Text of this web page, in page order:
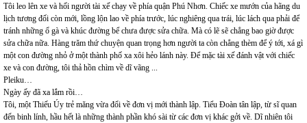
Tôi leo lên xe và hối người tài xế chạy về phía quận Phú Nhơn. Chiếc xe mướn của hãng du
lịch tương đối còn mới, lồng lộn lao về phía trước, lúc nghiêng qua trái, lúc lách qua phải để
tránh những ổ gà và khúc đường bể chưa được sửa chữa. Mà có lẽ sẽ chẳng bao giờ được
sửa chữa nữa. Hàng trăm thứ chuyện quan trọng hơn người ta còn chẳng thèm để ý tới, xá gì
một con đường nhỏ ở một thành phố xa xôi hẻo lánh này. Để mặc tài xế đánh vật với chiếc
xe và con đường, tôi thả hồn chìm về dĩ vãng ...
Pleiku…
Ngày ấy đã xa lắm rồi…
Tôi, một Thiếu Úy trẻ măng vừa đổi về đơn vị mới thành lập. Tiểu Đoàn tân lập, từ sĩ quan
đến binh lính, hầu hết là những thành phần khó sài từ các đơn vị khác gởi về. Dĩ nhiên tôi